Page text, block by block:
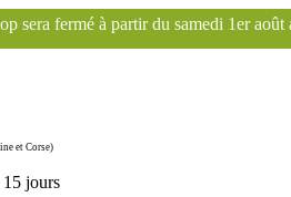
1er août au soir, réouverture le mardi
et Corse)
15 jours